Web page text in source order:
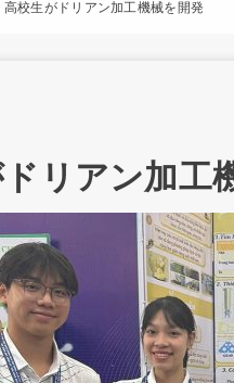
高校生がドリアン加工機械を開発
リアン加工